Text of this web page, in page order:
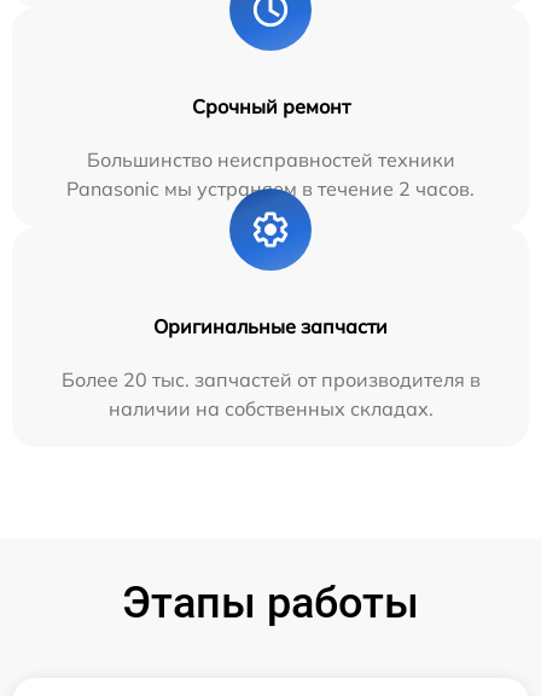
Срочный ремонт
Большинство неисправностей техники
Panasonic мы устраняем в течение 2 часов.
Оригинальные запчасти
Более 20 тыс. запчастей от производителя в
наличии на собственных складах.
Этапы работы